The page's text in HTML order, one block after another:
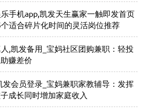
手机app,凯发天生赢家一触即发首页
个适合碎片化时间的灵活岗位推荐
,凯发备用_宝妈社区团购兼职：轻投
赚差价
发会员登录_宝妈兼职家教辅导：发挥
成长同时增加家庭收入